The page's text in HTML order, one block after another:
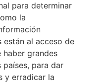
para determinar
la
están al acceso de
haber grandes
para dar
y erradicar la